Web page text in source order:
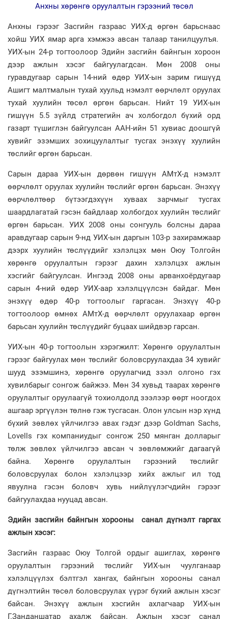
Анхны хөрөнгө оруулалтын гэрээний төсөл
Анхны гэрээг Засгийн газраас УИХ-д өргөн барьснаас
хойш УИХ ямар арга хэмжээ авсан талаар танилцуулъя.
УИХ-ын 24-р тогтоолоор Эдийн засгийн байнгын хороон
дээр ажлын хэсэг байгуулагдсан. Мөн 2008 оны
гуравдугаар сарын 14-ний өдөр УИХ-ын зарим гишүүд
Ашигт малтмалын тухай хуульд нэмэлт өөрчлөлт оруулах
тухай хуулийн төсөл өргөн барьсан. Нийт 19 УИХ-ын
гишүүн 5.5 зүйлд стратегийн ач холбогдол бүхий орд
газарт түшиглэн байгуулсан ААН-ийн 51 хувиас доошгүй
хувийг эзэмших зохицуулалтыг тусгах энэхүү хуулийн
төслийг өргөн барьсан.
Сарын дараа УИХ-ын дөрвөн гишүүн АМтХ-д нэмэлт
өөрчлөлт оруулах хуулийн төслийг өргөн барьсан. Энэхүү
өөрчлөлтөөр бүтээгдэхүүн хуваах зарчмыг тусгах
шаардлагатай гэсэн байдлаар холбогдох хуулийн төслийг
өргөн барьсан. УИХ 2008 оны сонгууль болсны дараа
аравдугаар сарын 9-нд УИХ-ын даргын 103-р захирамжаар
дээрх хуулийн төслүүдийг хэлэлцэх мөн Оюу Толгойн
хөрөнгө оруулалтын гэрээг дахин хэлэлцэх ажлын
хэсгийг байгуулсан. Ингээд 2008 оны арванхоёрдугаар
сарын 4-ний өдөр УИХ-аар хэлэлцүүлсэн байдаг. Мөн
энэхүү өдөр 40-р тогтоолыг гаргасан. Энэхүү 40-р
тогтоолоор өмнөх АМтХ-д өөрчлөлт оруулахаар өргөн
барьсан хуулийн төслүүдийг буцаах шийдвэр гарсан.
УИХ-ын 40-р тогтоолын хэрэгжилт: Хөрөнгө оруулалтын
гэрээг байгуулах мөн төслийг боловсруулахдаа 34 хувийг
шууд эзэмшинэ, хөрөнгө оруулагчид зээл олгоно гэх
хувилбарыг сонгож байжээ. Мөн 34 хувьд таарах хөрөнгө
оруулалтыг оруулаагүй тохиолдолд зээлээр өөрт ноогдох
ашгаар эргүүлэн төлнө гэж тусгасан. Олон улсын нэр хүнд
бүхий зөвлөх үйлчилгээ авах гэдэг дээр Goldman Sachs,
Lovells гэх компаниудыг сонгож 250 мянган долларыг
төлж зөвлөх үйлчилгээ авсан ч зөвлөмжийг дагаагүй
байна. Хөрөнгө оруулалтын гэрээний төслийг
боловсруулах болон хэлэлцээр хийх ажлыг ил тод
явуулна гэсэн боловч хувь нийлүүлэгчдийн гэрээг
байгуулахдаа нууцад авсан.
Эдийн засгийн байнгын хорооны санал дүгнэлт гаргах
ажлын хэсэг:
Засгийн газраас Оюу Толгой ордыг ашиглах, хөрөнгө
оруулалтын гэрээний төслийг УИХ-ын чуулганаар
хэлэлцүүлэх бэлтгэл хангах, байнгын хорооны санал
дүгнэлтийн төсөл боловсруулах үүрэг бүхий ажлын хэсэг
байсан. Энэхүү ажлын хэсгийн ахлагчаар УИХ-ын
Г.Занданшатар ахалж байсан. Ажлын хэсэг санал